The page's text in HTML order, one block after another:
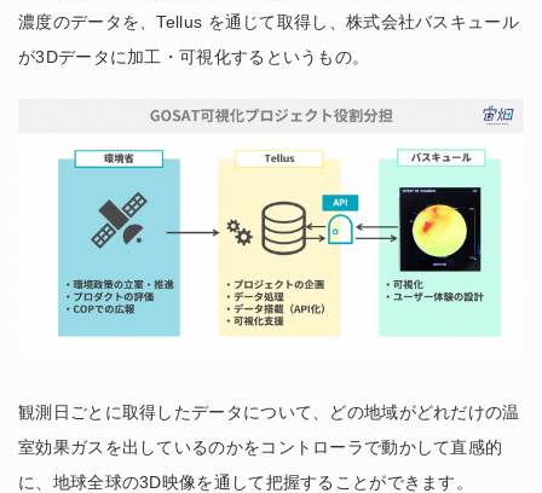
濃度のデータを、Tellus を通じて取得し、株式会社バスキュール
が3Dデータに加工・可視化するというもの。
観測日ごとに取得したデータについて、どの地域がどれだけの温
室効果ガスを出しているのかをコントローラで動かして直感的
に、地球全球の3D映像を通して把握することができます。